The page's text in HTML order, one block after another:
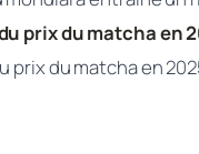
prix du matcha en
prix du matcha en